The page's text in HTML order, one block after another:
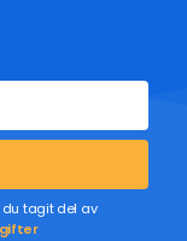
du tagit del av